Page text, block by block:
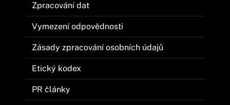
Zpracování dat
Vymezení odpovědnosti
Zásady zpracování osobních údajů
Etický kodex
PR články